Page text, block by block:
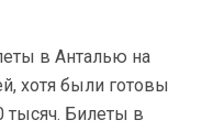
в Анталью на
хотя были готовы
тысяч. Билеты в